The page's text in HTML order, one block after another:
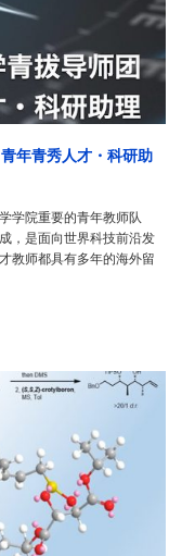
年青秀人才・科研助
学院重要的青年教师队
，是面向世界科技前沿发
教师都具有多年的海外留